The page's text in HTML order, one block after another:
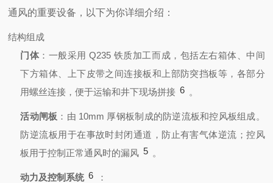
通风的重要设备，以下为你详细介绍：
结构组成
门体：一般采用 Q235 铁质加工而成，包括左右箱体、中间
下方箱体、上下皮带之间连接板和上部防突挡板等，各部分
用螺丝连接，便于运输和井下现场拼接 6 。
活动闸板 ：由 10mm 厚钢板制成的防逆流板和控风板组成。
防逆流板用于在事故时封闭通道，防止有害气体逆流；控风
板用于控制正常通风时的漏风 5 。
动力及控制系统 6 ：